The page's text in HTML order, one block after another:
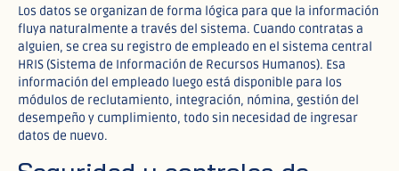
Los datos se organizan de forma lógica para que la información
fluya naturalmente a través del sistema. Cuando contratas a
alguien, se crea su registro de empleado en el sistema central
HRIS (Sistema de Información de Recursos Humanos). Esa
información del empleado luego está disponible para los
módulos de reclutamiento, integración, nómina, gestión del
desempeño y cumplimiento, todo sin necesidad de ingresar
datos de nuevo.​